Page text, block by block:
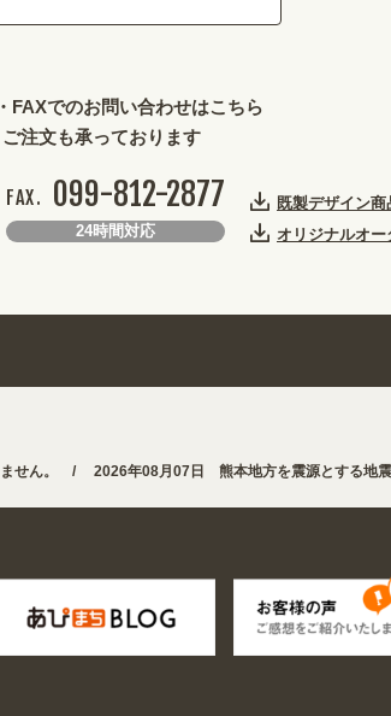
FAXでのお問い合わせはこちら
ご注文も承っております
FAX. 099-812-2877
24時間対応
既製デザイン
オリジナルオ
/
2026年08月07日 熊本地方を震源とする地震の影響